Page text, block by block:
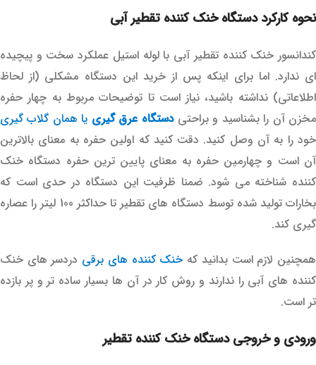
نحوه کارکرد دستگاه خنک کننده تقطیر آبی
کندانسور خنک کننده تقطیر آبی با لوله استیل عملکرد سخت و پیچیده
ای ندارد. اما برای اینکه پس از خرید این دستگاه مشکلی (از لحاظ
اطلاعاتی) نداشته باشید، نیاز است تا توضیحات مربوط به چهار حفره
مخزن آن را بشناسید و براحتیدستگاه عرق گیری یا همان گلاب گیری
خود را به آن وصل کنید. دقت کنید که اولین حفره به معنای بالاترین
آن است و چهارمین حفره به معنای پایین ترین حفره دستگاه خنک
کننده شناخته می شود. ضمنا ظرفیت این دستگاه در حدی است که
بخارات تولید شده توسط دستگاه های تقطیر تا حداکثر 100 لیتر را عصاره
گیری کند.
همچنین لازم است بدانید که خنک کننده های برقی دردسر های خنک
کننده های آبی را ندارند و روش کار در آن ها بسیار ساده تر و پر بازده
تر است.
ورودی و خروجی دستگاه خنک کننده تقطیر